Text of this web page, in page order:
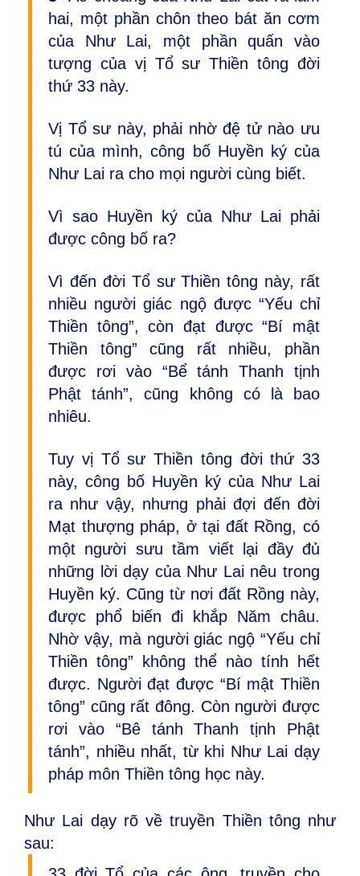
hai, một phần chôn theo bát ăn cơm
của Như Lai, một phần quấn vào
tượng của vị Tổ sư Thiền tông đời
thứ 33 này.
Vị Tổ sư này, phải nhờ đệ tử nào ưu
tú của mình, công bố Huyền ký của
Như Lai ra cho mọi người cùng biết.
Vì sao Huyền ký của Như Lai phải
được công bố ra?
Vì đến đời Tổ sư Thiền tông này, rất
nhiều người giác ngộ được “Yếu chỉ
Thiền tông”, còn đạt được “Bí mật
Thiền tông” cũng rất nhiều, phần
được rơi vào “Bể tánh Thanh tịnh
Phật tánh”, cũng không có là bao
nhiêu.
Tuy vị Tổ sư Thiền tông đời thứ 33
này, công bố Huyền ký của Như Lai
ra như vậy, nhưng phải đợi đến đời
Mạt thượng pháp, ở tại đất Rồng, có
một người sưu tầm viết lại đầy đủ
những lời dạy của Như Lai nêu trong
Huyền ký. Cũng từ nơi đất Rồng này,
được phổ biến đi khắp Năm châu.
Nhờ vậy, mà người giác ngộ “Yếu chỉ
Thiền tông” không thể nào tính hết
được. Người đạt được “Bí mật Thiền
tông” cũng rất đông. Còn người được
rơi vào “Bê tánh Thanh tịnh Phật
tánh”, nhiều nhất, từ khi Như Lai dạy
pháp môn Thiền tông học này.
Như Lai dạy rõ về truyền Thiền tông như
sau: